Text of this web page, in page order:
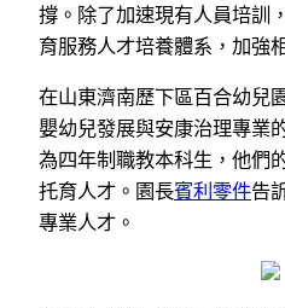
撐。除了加速現有人員培訓
育服務人才培養體系，加強
在山東濟南歷下區百合幼兒
嬰幼兒發展與安康治理專業
為四年制職教本科生，他們
托育人才。園長賓利零件告
專業人才。